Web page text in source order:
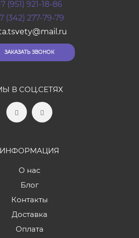
(951) 921-18-86
(342) 277-79-79
ЗАКАЗАТЬ ЗВОНОК
В СОЦ.СЕТЯХ
ИНФОРМАЦИЯ
О нас
Блог
Контакты
Доставка
Оплата